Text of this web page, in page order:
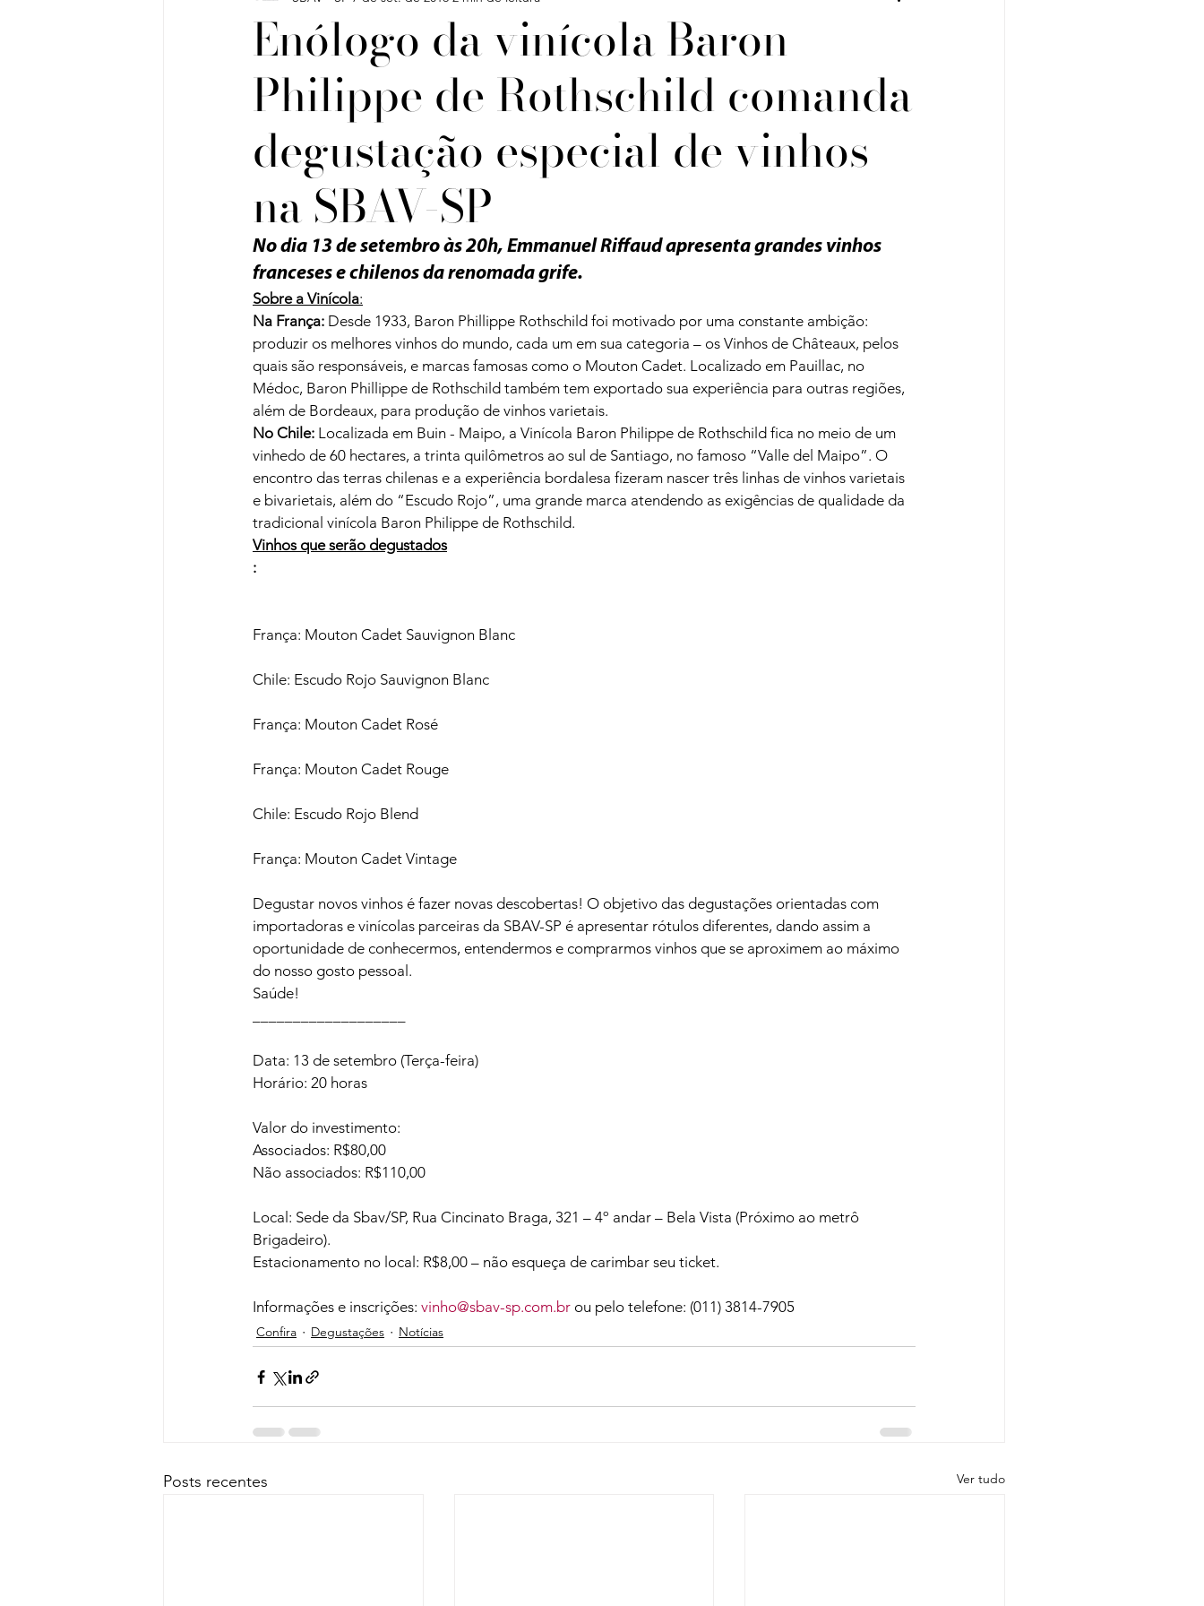
Workshops
Sobre Vinhos e Viagens
Enólogo da vinícola Baron
Philippe de Rothschild comanda
degustação especial de vinhos
na SBAV-SP
No dia 13 de setembro às 20h, Emmanuel Riffaud apresenta grandes vinhos
franceses e chilenos da renomada grife.
Sobre a Vinícola:
Na França: Desde 1933, Baron Phillippe Rothschild foi motivado por uma constante ambição:
produzir os melhores vinhos do mundo, cada um em sua categoria – os Vinhos de Châteaux, pelos
quais são responsáveis, e marcas famosas como o Mouton Cadet. Localizado em Pauillac, no
Médoc, Baron Phillippe de Rothschild também tem exportado sua experiência para outras regiões,
além de Bordeaux, para produção de vinhos varietais.
No Chile: Localizada em Buin - Maipo, a Vinícola Baron Philippe de Rothschild fica no meio de um
vinhedo de 60 hectares, a trinta quilômetros ao sul de Santiago, no famoso “Valle del Maipo”. O
encontro das terras chilenas e a experiência bordalesa fizeram nascer três linhas de vinhos varietais
e bivarietais, além do “Escudo Rojo”, uma grande marca atendendo as exigências de qualidade da
tradicional vinícola Baron Philippe de Rothschild.
Vinhos que serão degustados
:
França: Mouton Cadet Sauvignon Blanc
Chile: Escudo Rojo Sauvignon Blanc
França: Mouton Cadet Rosé
França: Mouton Cadet Rouge
Chile: Escudo Rojo Blend
Degustar novos vinhos é fazer novas descobertas! O objetivo das degustações orientadas com
importadoras e vinícolas parceiras da SBAV-SP é apresentar rótulos diferentes, dando assim a
oportunidade de conhecermos, entendermos e comprarmos vinhos que se aproximem ao máximo
do nosso gosto pessoal.
Saúde!
Data: 13 de setembro (Terça-feira)
Horário: 20 horas
Valor do investimento:
Associados: R$80,00
Não associados: R$110,00
Local: Sede da Sbav/SP, Rua Cincinato Braga, 321 – 4º andar – Bela Vista (Próximo ao metrô
Brigadeiro).
Estacionamento no local: R$8,00 – não esqueça de carimbar seu ticket.
Informações e inscrições: vinho@sbav-sp.com.br ou pelo telefone: (011) 3814-7905
Confira Degustações Notícias
Posts recentes Ver tudo